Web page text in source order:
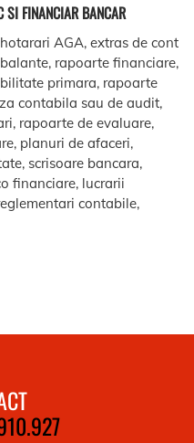
SI FINANCIAR BANCAR
AGA, extras de cont
rapoarte financiare,
primara, rapoarte
contabila sau de audit,
rapoarte de evaluare,
planuri de afaceri,
scrisoare bancara,
financiare, lucrarii
contabile,